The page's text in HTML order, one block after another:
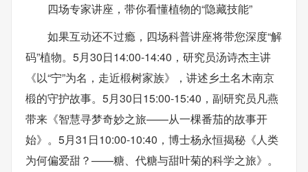
四场专家讲座，带你看懂植物的“隐藏技能”
如果互动还不过瘾，四场科普讲座将带您深度“解
码”植物。5月30日14:00-14:40，研究员汤诗杰主讲
《以“宁”为名，走近椴树家族》，讲述乡土名木南京
椴的守护故事。5月30日15:00-15:40，副研究员凡燕
带来《智慧寻梦奇妙之旅——从一棵番茄的故事开
始》。5月31日10:00-10:40，博士杨永恒揭秘《人类
为何偏爱甜？——糖、代糖与甜叶菊的科学之旅》。